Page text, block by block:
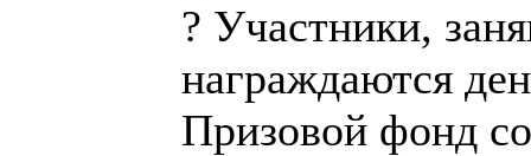
? Участники,
награждаются
Призовой фонд